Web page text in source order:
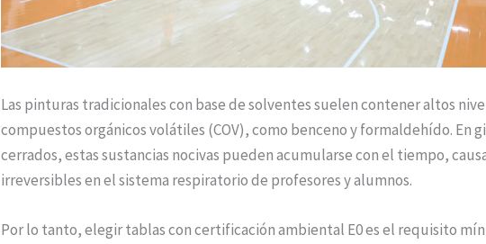
Las pinturas tradicionales con base de solventes suelen contener altos
compuestos orgánicos volátiles (COV), como benceno y formaldehído. En
cerrados, estas sustancias nocivas pueden acumularse con el tiempo,
irreversibles en el sistema respiratorio de profesores y alumnos.
Por lo tanto, elegir tablas con certificación ambiental E0 es el requisito